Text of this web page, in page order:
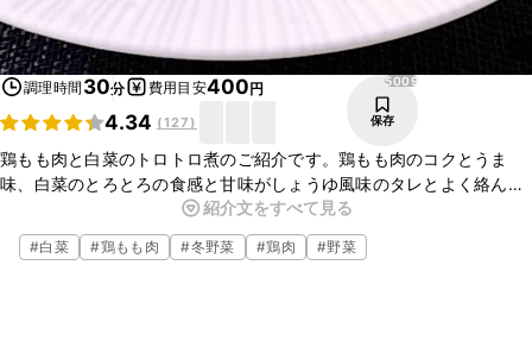
調理時間 30分 費用目安400円
4.34 (127)
5009
保存
鶏もも肉と白菜のトロトロ煮のご紹介です。鶏もも肉のコクとうま
味、白菜のとろとろの食感と甘味がしょうゆ風味のタレとよく絡んで
おいしいですよ。ごはんにもビールにも合います。お手軽な材料でで
きますので、ぜひお試しくださいね。
紹介文をすべて見る
#白菜 #鶏もも肉 #冬野菜 #鶏肉 #野菜